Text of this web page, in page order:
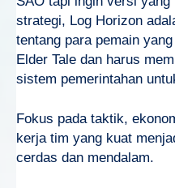
strategi, Log Horizon
tentang para pemain
Elder Tale dan harus
sistem pemerintahan
Fokus pada taktik,
kerja tim yang kuat
cerdas dan mendalam.